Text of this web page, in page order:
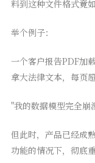
料到这种文件格式竟
举个例子：
一个客户报告PDF加
拿大法律文本，每页
"我的数据模型完全崩
但此时，产品已经成
功能的情况下，彻底